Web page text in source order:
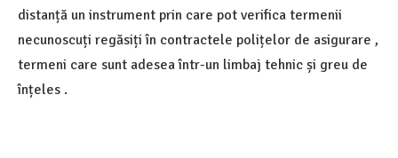
distanță un instrument prin care pot verifica termenii
necunoscuți regăsiți în contractele polițelor de asigurare ,
termeni care sunt adesea într-un limbaj tehnic și greu de
înțeles .